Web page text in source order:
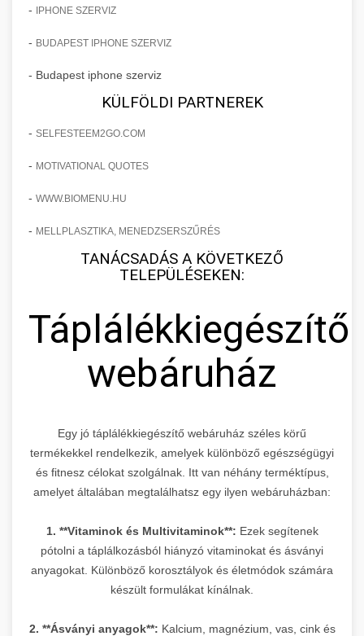
- IPHONE SZERVIZ
- BUDAPEST IPHONE SZERVIZ
- Budapest iphone szerviz
KÜLFÖLDI PARTNEREK
- SELFESTEEM2GO.COM
- MOTIVATIONAL QUOTES
- WWW.BIOMENU.HU
- MELLPLASZTIKA, MENEDZSERSZŰRÉS
TANÁCSADÁS A KÖVETKEZŐ
TELEPÜLÉSEKEN:
Táplálékkiegészítő
webáruház
Egy jó táplálékkiegészítő webáruház széles körű
termékekkel rendelkezik, amelyek különböző egészségügyi
és fitnesz célokat szolgálnak. Itt van néhány terméktípus,
amelyet általában megtalálhatsz egy ilyen webáruházban:
1. **Vitaminok és Multivitaminok**: Ezek segítenek
pótolni a táplálkozásból hiányzó vitaminokat és ásványi
anyagokat. Különböző korosztályok és életmódok számára
készült formulákat kínálnak.
2. **Ásványi anyagok**: Kalcium, magnézium, vas, cink és